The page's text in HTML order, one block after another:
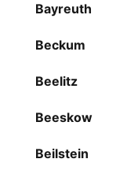
Bayreuth
Beckum
Beelitz
Beeskow
Beilstein